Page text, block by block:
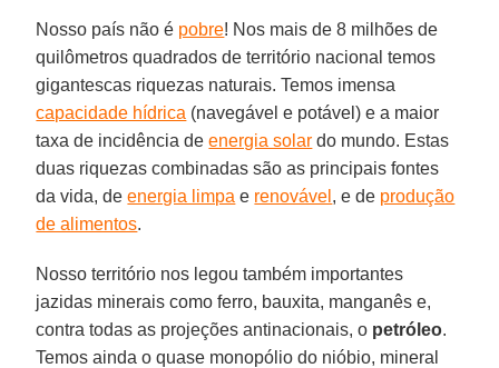
Nosso país não é pobre! Nos mais de 8 milhões de
quilômetros quadrados de território nacional temos
gigantescas riquezas naturais. Temos imensa
capacidade hídrica (navegável e potável) e a maior
taxa de incidência deenergia solar do mundo. Estas
duas riquezas combinadas são as principais fontes
da vida, deenergia limpa e renovável , e de produção
de alimentos.
Nosso território nos legou também importantes
jazidas minerais como ferro, bauxita, manganês e,
contra todas as projeções antinacionais, o petróleo.
Temos ainda o quase monopólio do nióbio, mineral